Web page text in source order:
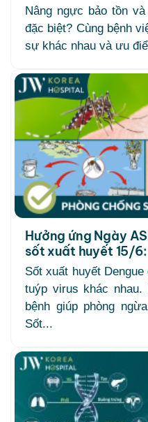
Nâng ngực bảo tồn
đặc biệt? Cùng bệnh
sự khác nhau và ưu
Hưởng ứng Ngày
sốt xuất huyết 15/
Sốt xuất huyết
tuýp virus khác
bệnh giúp phòng
Sốt...